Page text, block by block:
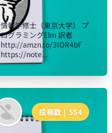
情報学修士（東京大学） プ
ログラミングElm 訳者
http://amzn.to/3IOR4bF
https://note...
投稿数 | 554